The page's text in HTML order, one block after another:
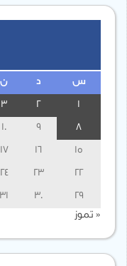
س ن
3
15
16
17
22
23
24
29
30
31
« تموز